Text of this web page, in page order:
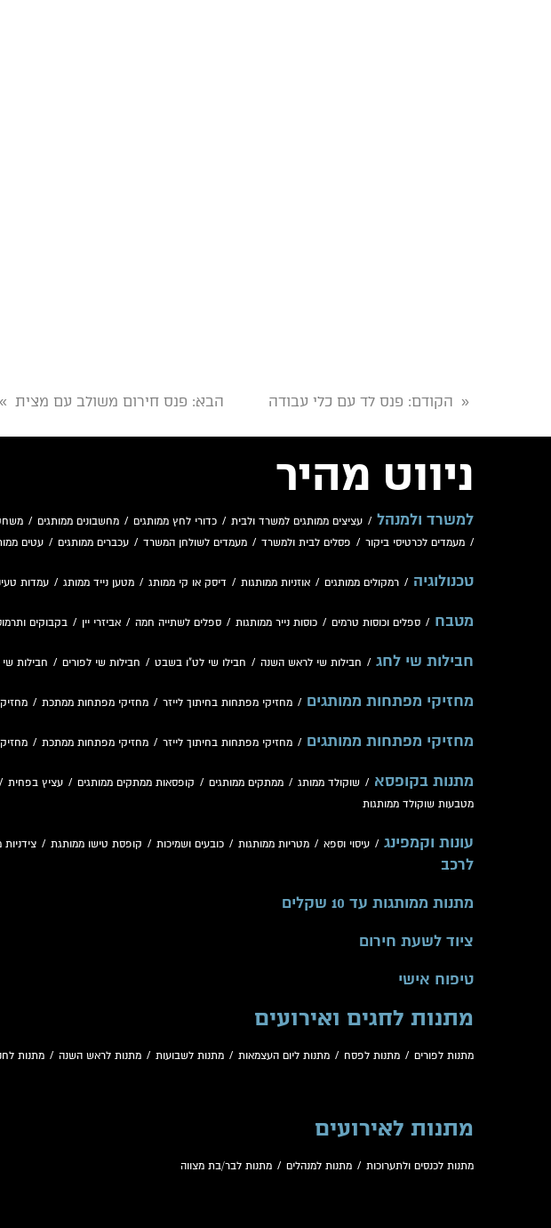
« הקודם: פנס לד עם כלי עבודה הבא: פנס חירום משולב עם מצית »
ניווט מהיר
למשרד ולמנהל / עציצים ממותגים למשרד ולבית / כדורי לחץ ממותגים / מחשבונים ממותגים /
/ מעמדים לכרטיסי ביקור / פסלים לבית ולמשרד / מעמדים לשולחן המשרד / עכברים ממותגים / עטים
טכנולוגיה / רמקולים ממותגים / אוזניות ממותגות / דיסק או קי ממותג / מטען נייד ממותג / עמדות
מטבח / ספלים וכוסות טרמים / כוסות נייר ממותגות / ספלים לשתייה חמה / אביזרי יין / בקבוקים
חבילות שי לחג / חבילות שי לראש השנה / חבילו שי לט"ו בשבט / חבילות שי לפורים / חבילות
מחזיקי מפתחות ממותגים / מחזיקי מפתחות בחיתוך לייזר / מחזיקי מפתחות ממתכת /
מחזיקי מפתחות ממותגים / מחזיקי מפתחות בחיתוך לייזר / מחזיקי מפתחות ממתכת /
מתנות בקופסא / שוקולד ממותג / ממתקים ממותגים / קופסאות ממתקים ממותגים / עציץ בפחית /
מטבעות שוקולד ממותגות
עונות וקמפינג / עיסוי וספא / מטריות ממותגות / כובעים ושמיכות / קופסת טישו ממותגת /
לרכב
מתנות ממותגות עד 10 שקלים
ציוד לשעת חירום
טיפוח אישי
מתנות לחגים ואירועים
מתנות לפורים / מתנות לפסח / מתנות ליום העצמאות / מתנות לשבועות / מתנות לראש השנה / מתנות
מתנות לאירועים
מתנות לכנסים ולתערוכות / מתנות למנהלים / מתנות לבר/בת מצווה